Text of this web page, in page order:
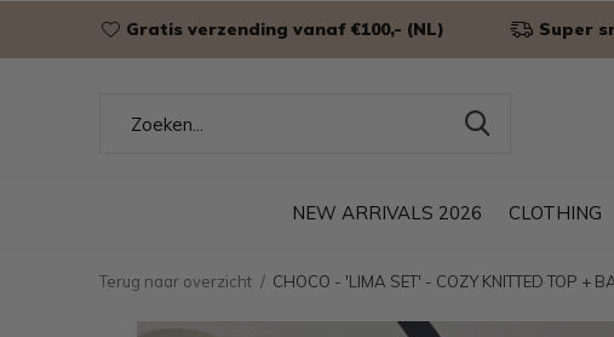
NEW ARRIVALS 2026 CLOTHING
Gratis verzending vanaf €100,- (NL) Super
Terug naar overzicht CHOCO - 'LIMA SET' - COZY KNITTED TOP +